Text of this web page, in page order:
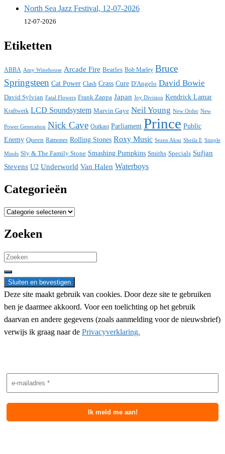
North Sea Jazz Festival, 12-07-2026
12-07-2026
Etiketten
ABBA Amy Winehouse Arcade Fire Beatles Bob Marley Bruce
Springsteen Cat Power Clash Crass Cure D'Angelo David Bowie
David Sylvian Fatal Flowers Frank Zappa Japan Joy Division Kendrick Lamar
Kraftwerk LCD Soundsystem Marvin Gaye Neil Young New Order New
Power Generation Nick Cave Outkast Parliament Prince Public
Enemy Queen Ramones Rolling Stones Roxy Music Sezen Aksu Sheila E Simple
Minds Sly & The Family Stone Smashing Pumpkins Smiths Specials Sufjan
Stevens U2 Underworld Van Halen Waterboys
Categorieën
Categorieën
Zoeken
Search
for:
Deze site maakt gebruik van cookies. Door deze site te gebruiken
ben je daarmee akkoord. Voor een toelichting op het gebruik
daarvan en andere gegevens (zoals aanmelding voor de nieuwsbrief)
verwijs ik graag naar de Privacyverklaring.